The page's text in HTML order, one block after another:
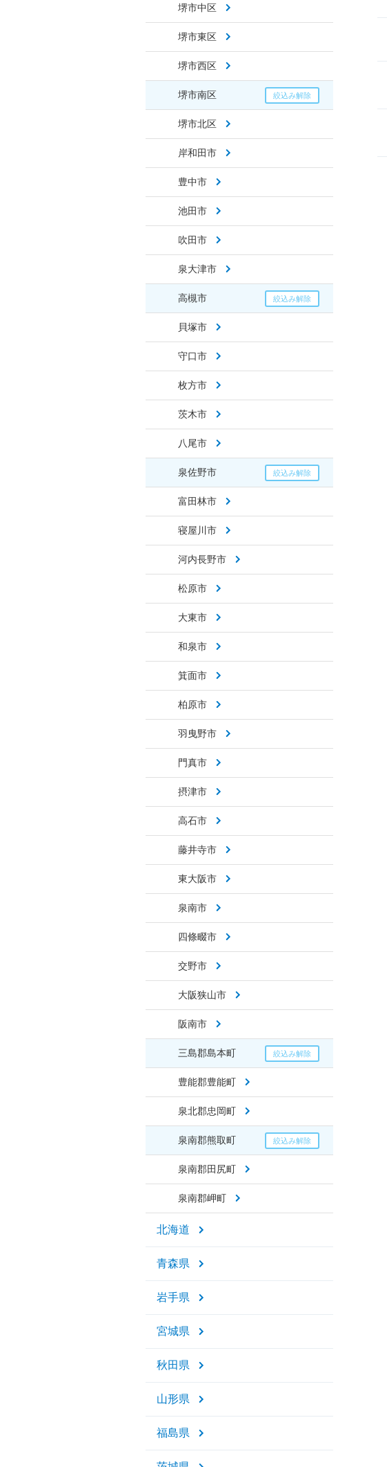
堺市中区
堺市東区
堺市西区
堺市南区
堺市北区
岸和田市
豊中市
池田市
吹田市
泉大津市
高槻市
貝塚市
守口市
枚方市
茨木市
八尾市
泉佐野市
富田林市
寝屋川市
河内長野市
松原市
大東市
和泉市
箕面市
柏原市
羽曳野市
門真市
摂津市
高石市
藤井寺市
東大阪市
泉南市
四條畷市
交野市
大阪狭山市
阪南市
三島郡島本町
豊能郡豊能町
泉北郡忠岡町
泉南郡熊取町
泉南郡田尻町
泉南郡岬町
北海道
青森県
岩手県
宮城県
秋田県
山形県
福島県